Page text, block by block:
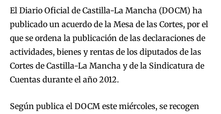
El Diario Oficial de Castilla-La Mancha (DOCM) ha
publicado un acuerdo de la Mesa de las Cortes, por el
que se ordena la publicación de las declaraciones de
actividades, bienes y rentas de los diputados de las
Cortes de Castilla-La Mancha y de la Sindicatura de
Cuentas durante el año 2012.
Según publica el DOCM este miércoles, se recogen